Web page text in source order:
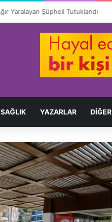
Yaralayan Şüpheli Tutuklandı
SAĞLIK YAZARLAR DİĞER